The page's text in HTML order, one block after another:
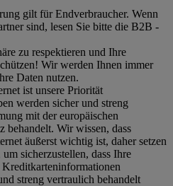
gilt für Endverbraucher. Wenn
sind, lesen Sie bitte die B2B -
zu respektieren und Ihre
Wir werden Ihnen immer
Daten nutzen.
ist unsere Priorität
werden sicher und streng
mit der europäischen
behandelt. Wir wissen, dass
äußerst wichtig ist, daher setzen
sicherzustellen, dass Ihre
Kreditkarteninformationen
streng vertraulich behandelt